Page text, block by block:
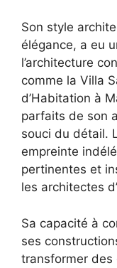
Son style
élégance, a eu
l’architecture
comme la Villa
d’Habitation à
parfaits de son
souci du détail.
empreinte
pertinentes et
les architectes
Sa capacité à
ses
transformer des